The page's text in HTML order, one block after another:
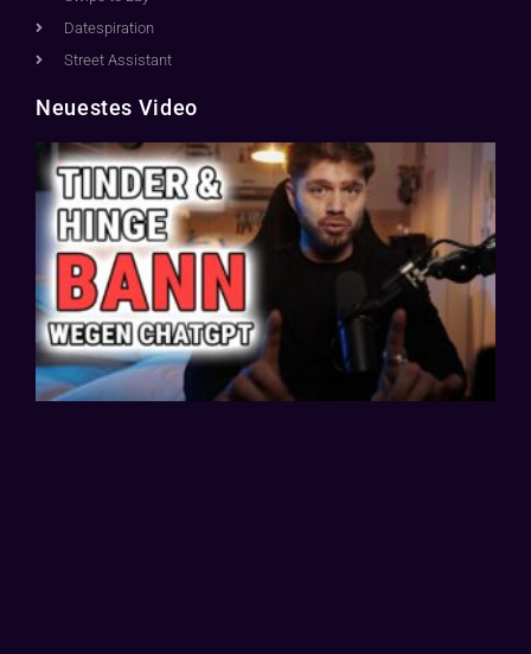
Datespiration
Street Assistant
Neuestes Video